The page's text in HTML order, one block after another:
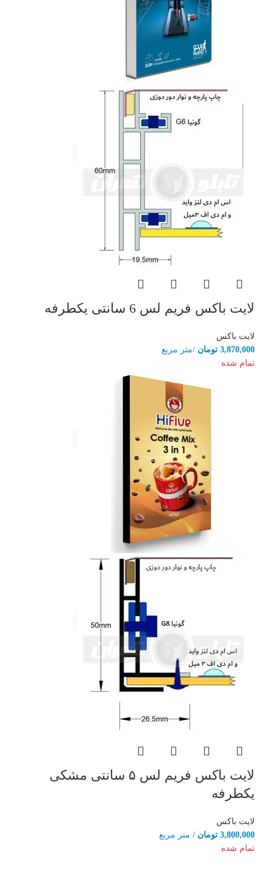
لایت باکس فریم لس 6 سانتی یکطرفه
لایت باکس
3,870,000 تومان /متر مربع
تمام شده
لایت باکس فریم لس ۵ سانتی مشکی
یکطرفه
لایت باکس
3,800,000 تومان / متر مربع
تمام شده